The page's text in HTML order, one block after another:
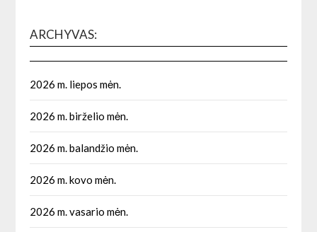
ARCHYVAS:
2026 m. liepos mėn.
2026 m. birželio mėn.
2026 m. balandžio mėn.
2026 m. kovo mėn.
2026 m. vasario mėn.